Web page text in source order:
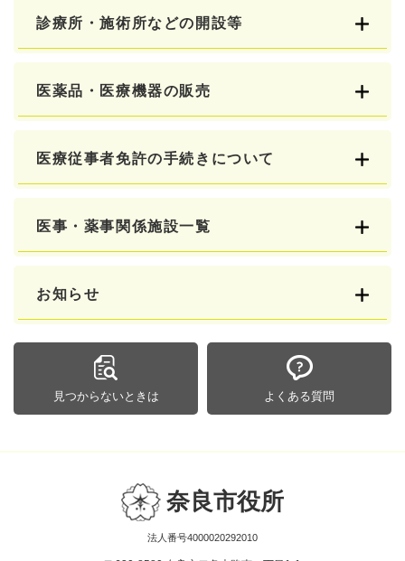
診療所・施術所などの開設等
医薬品・医療機器の販売
医療従事者免許の手続きについて
医事・薬事関係施設一覧
お知らせ
見つからないときは よくある質問
奈良市役所
法人番号4000020292010